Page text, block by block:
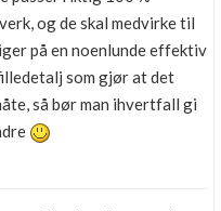
og de skal medvirke til
på en noenlunde effektiv
som gjør at det
så bør man ihvertfall gi